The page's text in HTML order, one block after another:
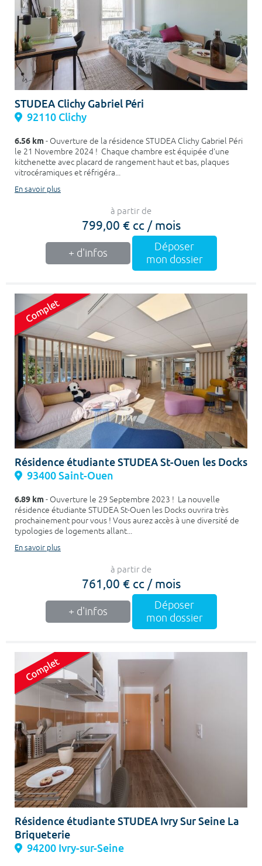
STUDEA Clichy Gabriel Péri
92110 Clichy
6.56 km- Ouverture de la résidence STUDEA Clichy Gabriel Péri
le 21 Novembre 2024 ! Chaque chambre est équipée d'une
kitchenette avec placard de rangement haut et bas, plaques
vitrocéramiques et réfrigéra...
En savoir plus
à partir de
799,00 € cc / mois
+ d'infos
Déposer
mon dossier
Résidence étudiante STUDEA St-Ouen les Docks
93400 Saint-Ouen
6.89 km- Ouverture le 29 Septembre 2023 ! La nouvelle
résidence étudiante STUDEA St-Ouen les Docks ouvrira très
prochainement pour vous ! Vous aurez accès à une diversité de
typologies de logements allant...
En savoir plus
à partir de
761,00 € cc / mois
+ d'infos
Déposer
mon dossier
Résidence étudiante STUDEA Ivry Sur Seine La
Briqueterie
94200 Ivry-sur-Seine